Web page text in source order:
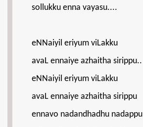
sollukku enna vayasu....
eNNaiyil eriyum viLakku
avaL ennaiye azhaitha sirippu..
eNNaiyil eriyum viLakku
avaL ennaiye azhaitha sirippu
ennavo nadandhadhu nadappu